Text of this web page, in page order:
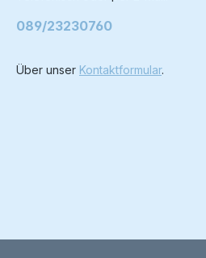
089/23230760
Über unser Kontaktformular.